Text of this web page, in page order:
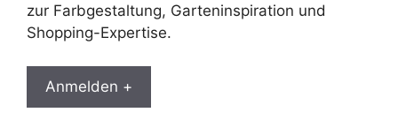
zur Farbgestaltung, Garteninspiration und
Shopping-Expertise.
Anmelden +